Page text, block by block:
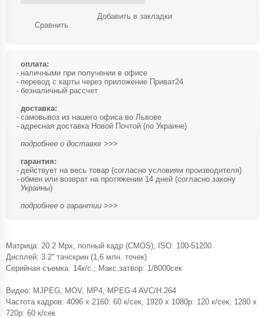
Сравнить
Добавить в закладки
оплата:
наличными при получении в офисе
перевод с карты через приложение Приват24
безналичный рассчет
доставка:
самовывоз из нашего офиса во Львове
адресная доставка Новой Почтой (по Украине)
подробнее о доставке >>>
гарантия:
действует на весь товар (согласно условиям производителя)
обмен или возврат на протяжении 14 дней (согласно закону
Украины)
подробнее о гарантии >>>
Матрица: 20.2 Mpx, полный кадр (CMOS), ISO: 100-51200
Дисплей: 3.2'' тачскрин (1,6 млн. точек)
Серийная съемка: 14к/с.; Макс.затвор: 1/8000сек
Видео: MJPEG, MOV, MP4, MPEG-4 AVC/H.264
Частота кадров: 4096 x 2160: 60 к/сек, 1920 x 1080p: 120 к/сек, 1280 x
720p: 60 к/сек